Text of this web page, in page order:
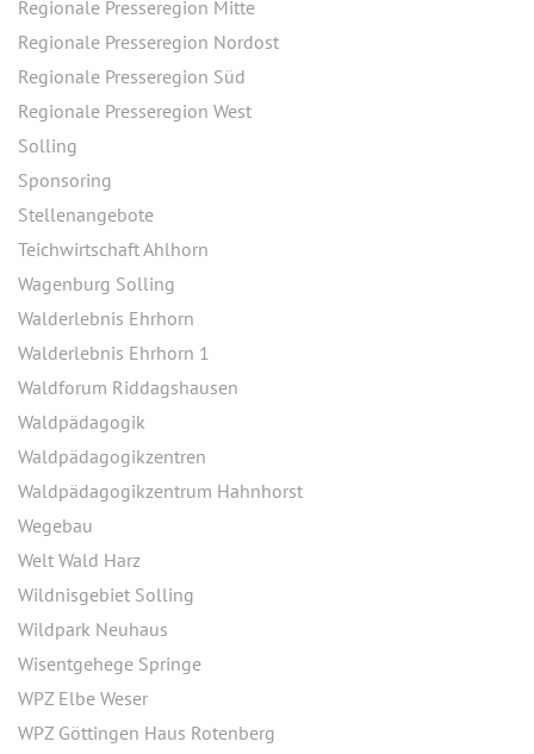
Regionale Presseregion Mitte
Regionale Presseregion Nordost
Regionale Presseregion Süd
Regionale Presseregion West
Solling
Sponsoring
Stellenangebote
Teichwirtschaft Ahlhorn
Wagenburg Solling
Walderlebnis Ehrhorn
Walderlebnis Ehrhorn 1
Waldforum Riddagshausen
Waldpädagogik
Waldpädagogikzentren
Waldpädagogikzentrum Hahnhorst
Wegebau
Welt Wald Harz
Wildnisgebiet Solling
Wildpark Neuhaus
Wisentgehege Springe
WPZ Elbe Weser
WPZ Göttingen Haus Rotenberg